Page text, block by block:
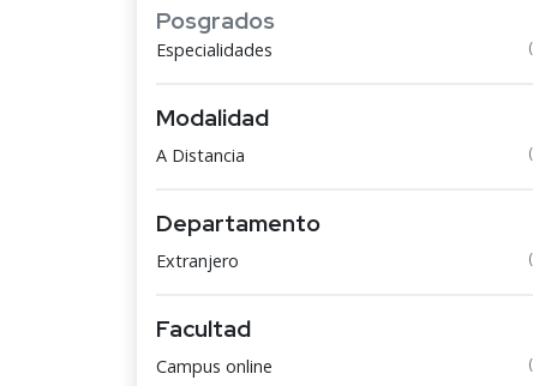
Posgrados
Especialidades
Modalidad
A Distancia
Departamento
Extranjero
Facultad
Campus online